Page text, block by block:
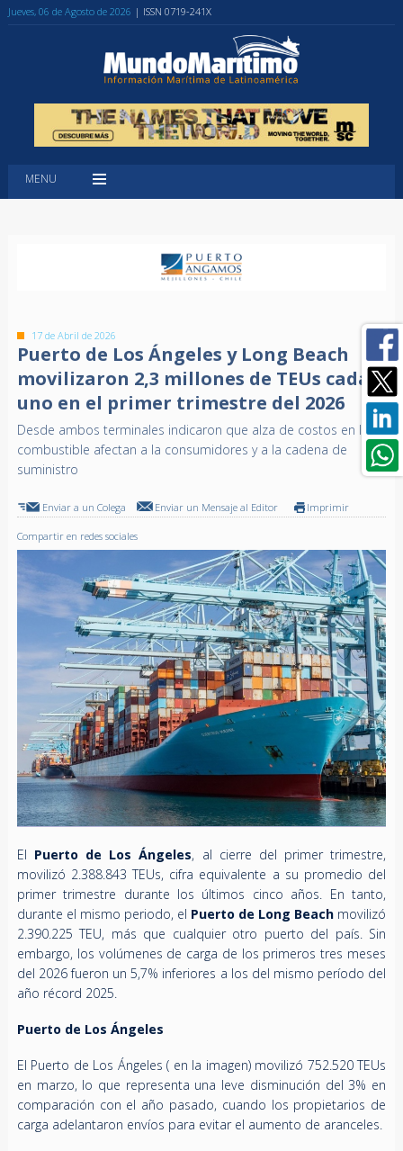
Jueves, 06 de Agosto de 2026 | ISSN 0719-241X
MENU
17 de Abril de 2026
Puerto de Los Ángeles y Long Beach
movilizaron 2,3 millones de TEUs cada
uno en el primer trimestre del 2026
Desde ambos terminales indicaron que alza de costos en la
combustible afectan a la consumidores y a la cadena de
suministro
Enviar a un Colega Enviar un Mensaje al Editor Imprimir
Compartir en redes sociales
El Puerto de Los Ángeles, al cierre del primer trimestre,
movilizó 2.388.843 TEUs, cifra equivalente a su promedio del
primer trimestre durante los últimos cinco años. En tanto,
durante el mismo periodo, el Puerto de Long Beach movilizó
2.390.225 TEU, más que cualquier otro puerto del país. Sin
embargo, los volúmenes de carga de los primeros tres meses
del 2026 fueron un 5,7% inferiores a los del mismo período del
año récord 2025.
Puerto de Los Ángeles
El Puerto de Los Ángeles ( en la imagen) movilizó 752.520 TEUs
en marzo, lo que representa una leve disminución del 3% en
comparación con el año pasado, cuando los propietarios de
carga adelantaron envíos para evitar el aumento de aranceles.